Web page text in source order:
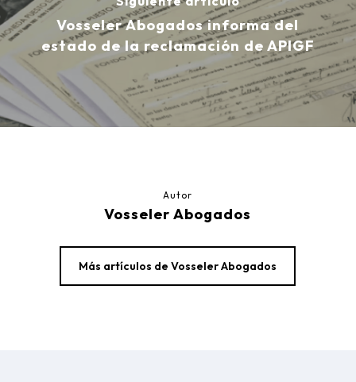
Vosseler Abogados informa del
estado de la reclamación de APIGF
Autor
Vosseler Abogados
Más artículos de Vosseler Abogados